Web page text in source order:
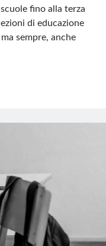
fino alla terza
di educazione
sempre, anche